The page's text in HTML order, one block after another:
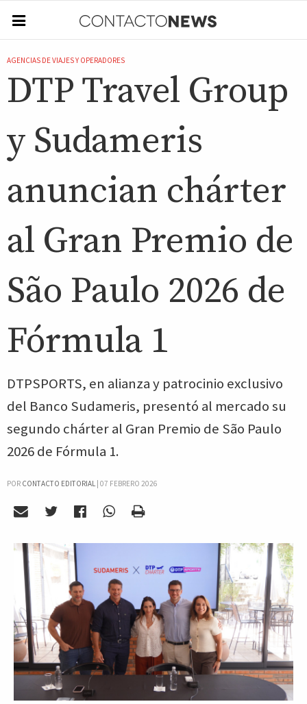
AGENCIAS DE VIAJES Y OPERADORES
DTP Travel Group
y Sudameris
anuncian chárter
al Gran Premio de
São Paulo 2026 de
Fórmula 1
DTPSPORTS, en alianza y patrocinio exclusivo
del Banco Sudameris, presentó al mercado su
segundo chárter al Gran Premio de São Paulo
2026 de Fórmula 1.
POR CONTACTO EDITORIAL| 07 FEBRERO 2026